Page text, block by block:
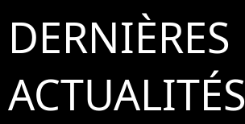
DERNIÈRES
ACTUALITÉS